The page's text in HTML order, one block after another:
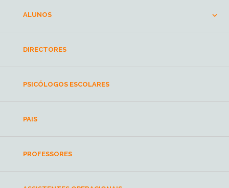
ALUNOS
DIRECTORES
PSICÓLOGOS ESCOLARES
PAIS
PROFESSORES